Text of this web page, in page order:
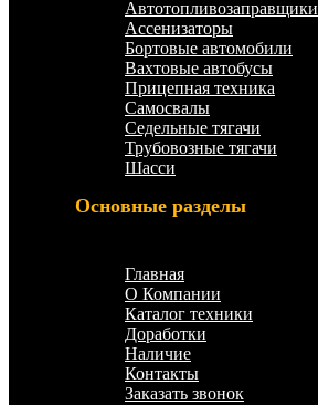
Автотопливозаправщики
Ассенизаторы
Бортовые автомобили
Вахтовые автобусы
Прицепная техника
Самосвалы
Седельные тягачи
Трубовозные тягачи
Шасси
Основные разделы
Главная
О Компании
Каталог техники
Доработки
Наличие
Контакты
Заказать звонок